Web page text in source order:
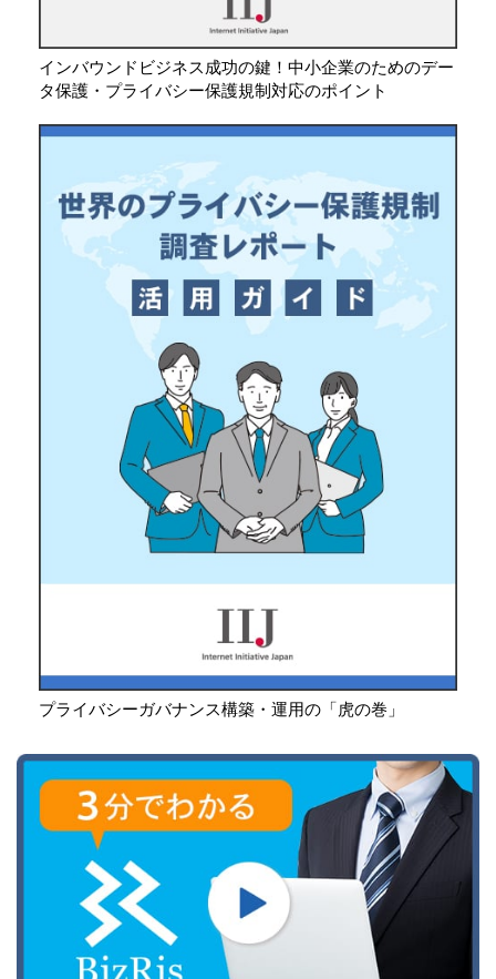
インバウンドビジネス成功の鍵！中小企業のためのデー
タ保護・プライバシー保護規制対応のポイント
プライバシーガバナンス構築・運用の「虎の巻」